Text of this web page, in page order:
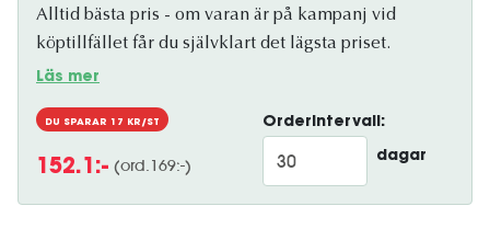
Alltid bästa pris - om varan är på kampanj vid
köptillfället får du självklart det lägsta priset.
Läs mer
DU SPARAR 17 KR/ST
152.1 :- (ord.169:-)
Orderintervall:
dagar